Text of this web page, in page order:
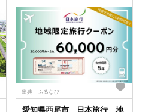
出典：ふるなび
愛知県西尾市 日本旅行 地